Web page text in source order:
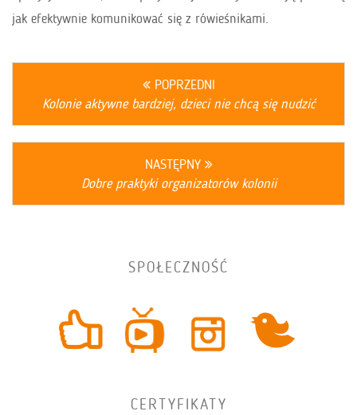
jak efektywnie komunikować się z rówieśnikami.
POPRZEDNI
Kolonie aktywne bardziej, dzieci nie chcą się nudzić
NASTĘPNY
Dobre praktyki organizatorów kolonii
SPOŁECZNOŚĆ
CERTYFIKATY